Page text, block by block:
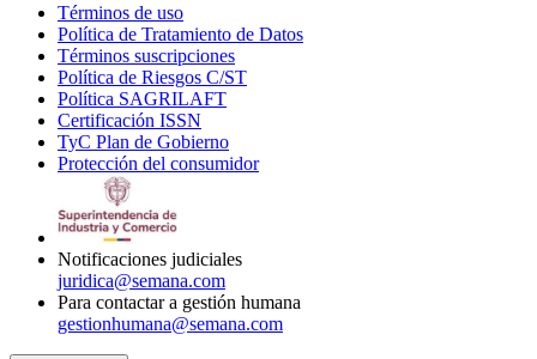
Términos de uso
in
new
window
Política de Tratamiento de Datos
Términos suscripciones
in
Política de Riesgos C/ST
Política SAGRILAFT
new
window
Certificación ISSN
in
new
TyC Plan de Gobierno
in
Protección del consumidorOpens
Notificaciones judiciales
juridica@semana.com
Para contactar a gestión humana
gestionhumana@semana.com